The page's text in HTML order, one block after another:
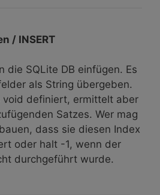
/ INSERT
die SQLite DB einfügen. Es
als String übergeben.
void definiert, ermittelt aber
Satzes. Wer mag
dass sie diesen Index
oder halt -1, wenn der
durchgeführt wurde.